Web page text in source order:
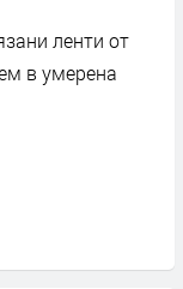
ленти от
в умерена